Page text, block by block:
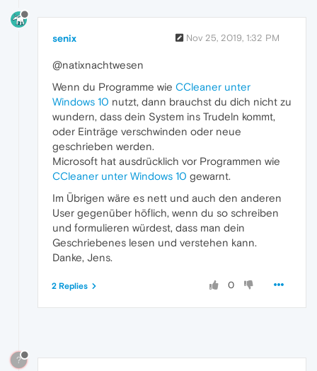
senix Nov 25, 2019, 1:32 PM
@natixnachtwesen
Wenn du Programme wie CCleaner unter
Windows 10 nutzt, dann brauchst du dich nicht zu
wundern, dass dein System ins Trudeln kommt,
oder Einträge verschwinden oder neue
geschrieben werden.
Microsoft hat ausdrücklich vor Programmen wie
CCleaner unter Windows 10 gewarnt.
Im Übrigen wäre es nett und auch den anderen
User gegenüber höflich, wenn du so schreiben
und formulieren würdest, dass man dein
Geschriebenes lesen und verstehen kann.
Danke, Jens.
0
2 Replies
?